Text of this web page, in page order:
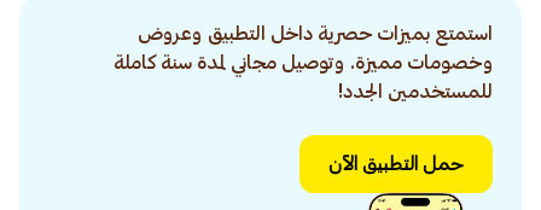
استمتع بميزات حصرية داخل التطبيق وعروض
وخصومات مميزة. وتوصيل مجاني لمدة سنة كاملة
للمستخدمين الجدد!
حمل التطبيق الآن